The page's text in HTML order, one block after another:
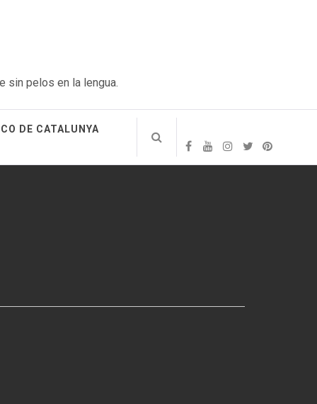
sin pelos en la lengua.
DE CATALUNYA